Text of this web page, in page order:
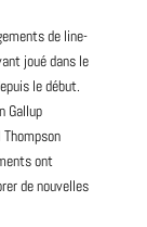
de line-
joué dans le
le début.
Gallup
ont
de nouvelles